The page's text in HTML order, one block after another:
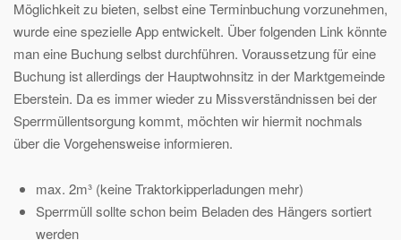
Möglichkeit zu bieten, selbst eine Terminbuchung vorzunehmen,
wurde eine spezielle App entwickelt. Über folgenden Link könnte
man eine Buchung selbst durchführen. Voraussetzung für eine
Buchung ist allerdings der Hauptwohnsitz in der Marktgemeinde
Eberstein. Da es immer wieder zu Missverständnissen bei der
Sperrmüllentsorgung kommt, möchten wir hiermit nochmals
über die Vorgehensweise informieren.
max. 2m³ (keine Traktorkipperladungen mehr)
Sperrmüll sollte schon beim Beladen des Hängers sortiert
werden